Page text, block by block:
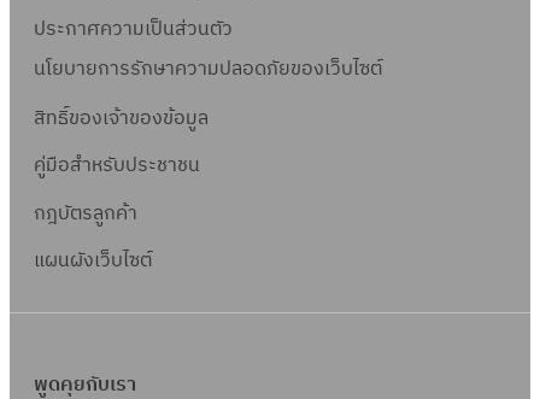
ประกาศความเป็นส่วนตัว
นโยบายการรักษาความปลอดภัยของเว็บไซต์
สิทธิ์ของเจ้าของข้อมูล
คู่มือสำหรับประชาชน
กฎบัตรลูกค้า
แผนผังเว็บไซต์
พูดคุยกับเรา